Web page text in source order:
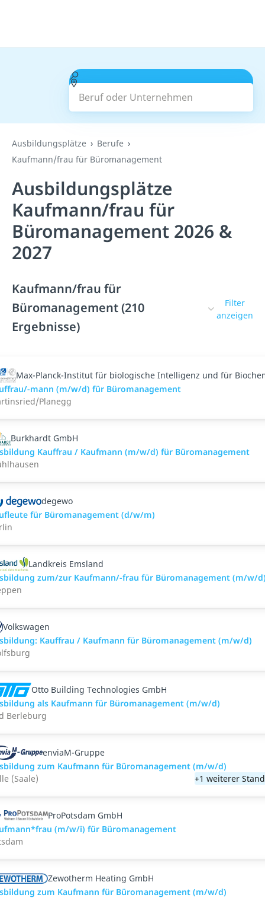
Beruf oder Unternehmen
Suchen
Ausbildungsplätze
Berufe
Kaufmann/frau für Büromanagement
Ausbildungsplätze
Kaufmann/frau für
Büromanagement 2026 &
2027
Kaufmann/frau für
Büromanagement (210
Ergebnisse)
Filter
anzeigen
Max-Planck-Institut für biologische Intelligenz und für
mann (m/w/d) für Büromanagement
Planegg
Burkhardt GmbH
Kauffrau / Kaufmann (m/w/d) für Büromanagement
degewo
für Büromanagement (d/w/m)
Landkreis Emsland
zum/zur Kaufmann/-frau für Büromanagement (m/w/
Volkswagen
Kauffrau / Kaufmann für Büromanagement (m/w/d)
Otto Building Technologies GmbH
als Kaufmann für Büromanagement (m/w/d)
Berleburg
enviaM-Gruppe
zum Kaufmann für Büromanagement (m/w/d)
(Saale)
+1 weiterer
ProPotsdam GmbH
(m/w/i) für Büromanagement
Zewotherm Heating GmbH
zum Kaufmann für Büromanagement (m/w/d)